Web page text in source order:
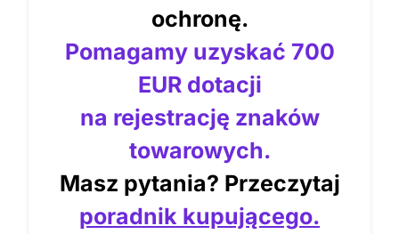
ochronę.
Pomagamy uzyskać 700
EUR dotacji
na rejestrację znaków
towarowych.
Masz pytania? Przeczytaj
poradnik kupującego.